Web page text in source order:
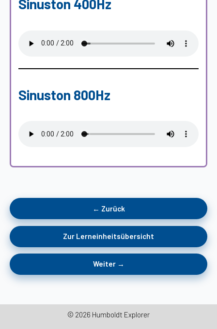
Sinuston 400Hz
Sinuston 800Hz
← Zurück
Zur Lerneinheitsübersicht
Weiter →
© 2026 Humboldt Explorer